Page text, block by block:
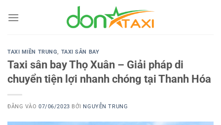
qua
TAXI MIỀN TRUNG, TAXI SÂN BAY
Taxi sân bay Thọ Xuân – Giải pháp di
chuyển tiện lợi nhanh chóng tại Thanh Hóa
ĐĂNG VÀO07/06/2023 BỞI NGUYỄN TRUNG